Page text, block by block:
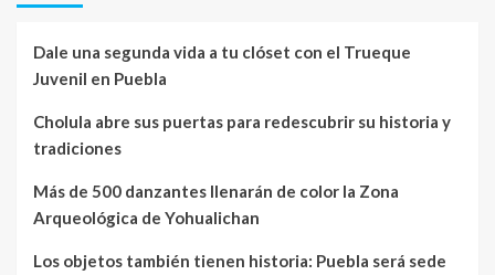
Dale una segunda vida a tu clóset con el Trueque
Juvenil en Puebla
Cholula abre sus puertas para redescubrir su historia y
tradiciones
Más de 500 danzantes llenarán de color la Zona
Arqueológica de Yohualichan
Los objetos también tienen historia: Puebla será sede